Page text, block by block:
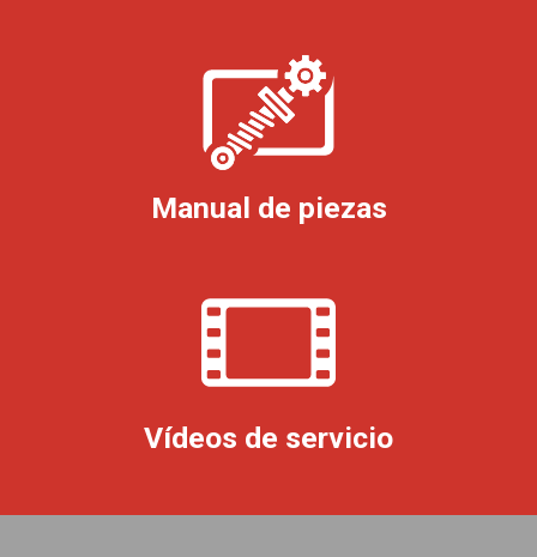
Manual de piezas
Vídeos de servicio